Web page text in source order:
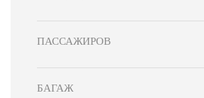
ПАССАЖИРОВ
БАГАЖ